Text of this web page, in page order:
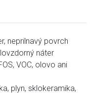
neprilnavý povrch
náter
VOC, olovo ani
plyn, sklokeramika,